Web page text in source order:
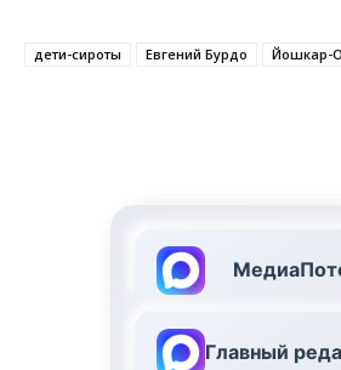
дети-сироты Евгений Бурдо Йошкар-
Главный